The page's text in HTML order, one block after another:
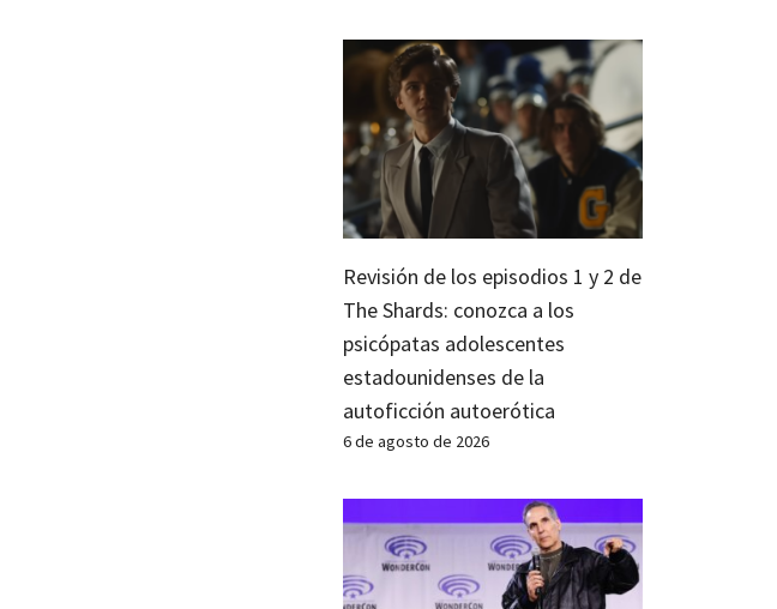
Revisión de los episodios 1 y 2 de
The Shards: conozca a los
psicópatas adolescentes
estadounidenses de la
autoficción autoerótica
6 de agosto de 2026